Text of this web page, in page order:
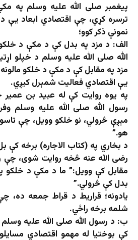
پیغمبر صلی الله علیه وسلم په
ترسره کړي، چې اقتصادي ابعاد یې
نمونې ذکر کوو؛
الف: د مزد په بدل کې د مکې د
الله صلی الله علیه وسلم د خپلو
مزد په مقابل کې د مکې د خلکو
یې اقتصادي فعالیت شمېرل کیږي.
په یوه روایت کې له عبید بن
رسول الله صلی الله علیه وسلم
مېږې څرولي، نو خلکو وویل، چې
هو.”
د بخاري په (کتاب الاجاره) برخه کې
رضی الله عنه څخه روایت شوی، چې
مقابل کې وویل:” ما د مکې د خلکو
بدل کې څرولي.”
يادونه؛ قراریط د قراط جمعه ده،
شلمه برخه راځي.
ب: د رسول الله صلی الله علیه
کې بوختیا له مهمو اقتصادي